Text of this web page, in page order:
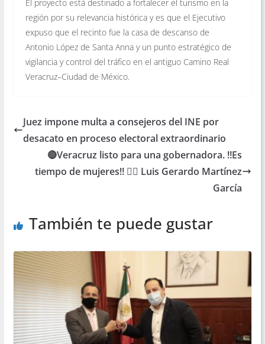
El proyecto está destinado a fortalecer el turismo en la
región por su relevancia histórica y es que el Ejecutivo
expuso que el recinto fue la casa de descanso de
Antonio López de Santa Anna y un punto estratégico de
vigilancia y control del tráfico en el antiguo Camino Real
Veracruz–Ciudad de México.
Juez impone multa a consejeros del INE por
desacato en proceso electoral extraordinario
🔴Veracruz listo para una gobernadora. ‼️Es
tiempo de mujeres‼️ ✍🏻 Luis Gerardo Martínez
García
También te puede gustar